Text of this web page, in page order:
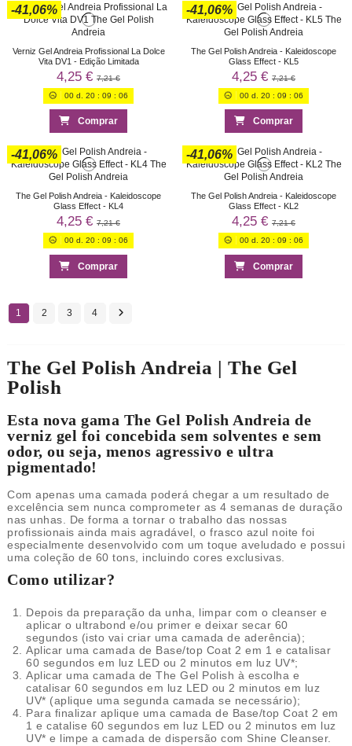
-41,06%
Verniz Gel Andreia Profissional La Dolce
Vita DV1 - Edição Limitada
4,25 € 7,21 €
00d. 20: 09 : 06
Comprar
-41,06%
The Gel Polish Andreia - Kaleidoscope
Glass Effect - KL5
4,25 € 7,21 €
00d. 20: 09 : 06
Comprar
-41,06%
The Gel Polish Andreia - Kaleidoscope
Glass Effect - KL4
4,25 € 7,21 €
00d. 20: 09 : 06
Comprar
-41,06%
The Gel Polish Andreia - Kaleidoscope
Glass Effect - KL2
4,25 € 7,21 €
00d. 20: 09 : 06
Comprar
1 2 3 4
The Gel Polish Andreia | The Gel
Polish
Esta nova gama The Gel Polish Andreia de
verniz gel foi concebida sem solventes e sem
odor, ou seja, menos agressivo e ultra
pigmentado!
Com apenas uma camada poderá chegar a um resultado de
excelência sem nunca comprometer as 4 semanas de duração
nas unhas. De forma a tornar o trabalho das nossas
profissionais ainda mais agradável, o frasco azul noite foi
especialmente desenvolvido com um toque aveludado e possui
uma coleção de 60 tons, incluindo cores exclusivas.
Como utilizar?
Depois da preparação da unha, limpar com o cleanser e
aplicar o ultrabond e/ou primer e deixar secar 60
segundos (isto vai criar uma camada de aderência);
Aplicar uma camada de Base/top Coat 2 em 1 e catalisar
60 segundos em luz LED ou 2 minutos em luz UV*;
Aplicar uma camada de The Gel Polish à escolha e
catalisar 60 segundos em luz LED ou 2 minutos em luz
UV* (aplique uma segunda camada se necessário);
Para finalizar aplique uma camada de Base/top Coat 2 em
1 e catalise 60 segundos em luz LED ou 2 minutos em luz
UV* e limpe a camada de dispersão com Shine Cleanser.